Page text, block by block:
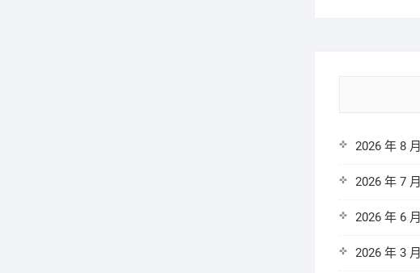
2026 年 8 月
2026 年 7 月
2026 年 6 月
2026 年 3 月